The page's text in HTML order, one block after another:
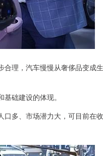
理，汽车慢慢从奢侈品变成
础建设的体现。
多、市场潜力大，可目前在